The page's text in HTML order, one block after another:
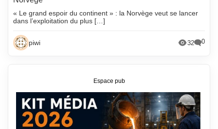
« Le grand espoir du continent » : la Norvège veut se lancer
dans l’exploitation du plus […]
piwi 32 0
Espace pub